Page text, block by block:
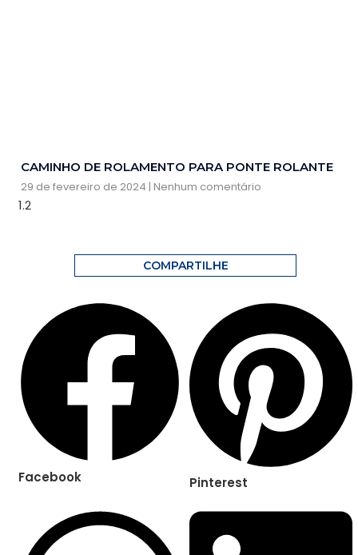
CAMINHO DE ROLAMENTO PARA PONTE ROLANTE
29 de fevereiro de 2024 Nenhum comentário
COMPARTILHE
Facebook Pinterest